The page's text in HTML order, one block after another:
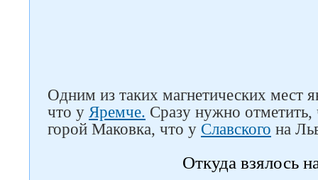
Одним из таких магнетических мест
что у Яремче. Сразу нужно отметить,
горой Маковка, что у Славского на
Откуда взялось